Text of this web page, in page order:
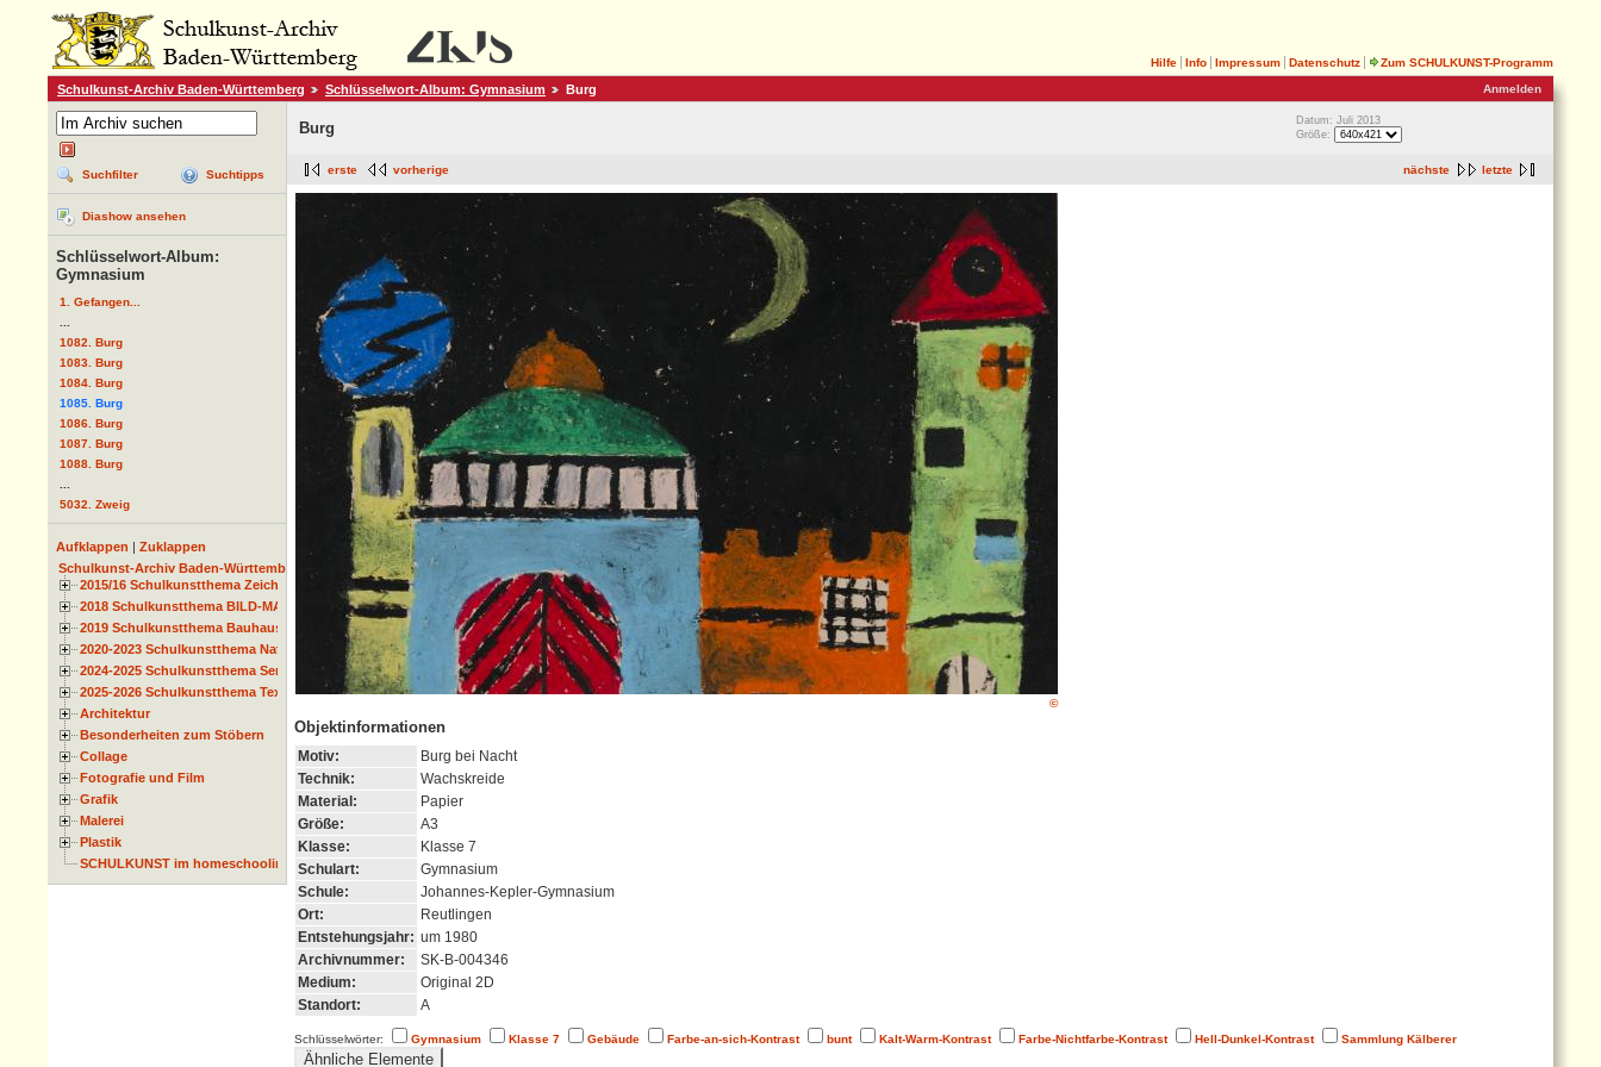
Hilfe Info Impressum Datenschutz
Zum SCHULKUNST-Programm
Anmelden
Schulkunst-Archiv Baden-Württemberg Schlüsselwort-Album: Gymnasium Burg
Suchfilter Suchtipps
Diashow ansehen
Schlüsselwort-Album:
Gymnasium
1. Gefangen...
1082. Burg
1083. Burg
1084. Burg
1085. Burg
1086. Burg
1087. Burg
1088. Burg
5032. Zweig
Aufklappen | Zuklappen
Schulkunst-Archiv Baden-Württemberg
2015/16 Schulkunstthema Zeichnen
2018 Schulkunstthema BILD-MATERIAL-OBJEKT
2019 Schulkunstthema Bauhaus
2020-2023 Schulkunstthema Natur und Zeit
2024-2025 Schulkunstthema Serie
2025-2026 Schulkunstthema Textil
Architektur
Besonderheiten zum Stöbern
Collage
Fotografie und Film
Grafik
Malerei
Plastik
SCHULKUNST im homeschooling
Burg
Datum: Juli 2013
Größe:
nächste letzte
erste vorherige
©
Objektinformationen
Motiv:
Burg bei Nacht
Technik:
Wachskreide
Material:
Papier
Größe:
A3
Klasse:
Klasse 7
Schulart:
Gymnasium
Schule:
Johannes-Kepler-Gymnasium
Ort:
Reutlingen
Entstehungsjahr: um 1980
Archivnummer:
SK-B-004346
Medium:
Original 2D
Standort:
A
Schlüsselwörter: Gymnasium Klasse 7 Gebäude Farbe-an-sich-Kontrast bunt Kalt-Warm-Kontrast Farbe-Nichtfarbe-Kontrast Hell-Dunkel-Kontrast Sammlung Kälberer